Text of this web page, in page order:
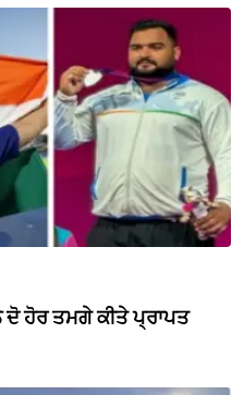
ਦੋ ਹੋਰ ਤਮਗੇ ਕੀਤੇ ਪ੍ਰਾਪਤ